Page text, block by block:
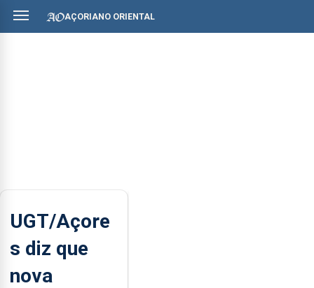
AÇORIANO ORIENTAL
UGT/Açore
s diz que
nova